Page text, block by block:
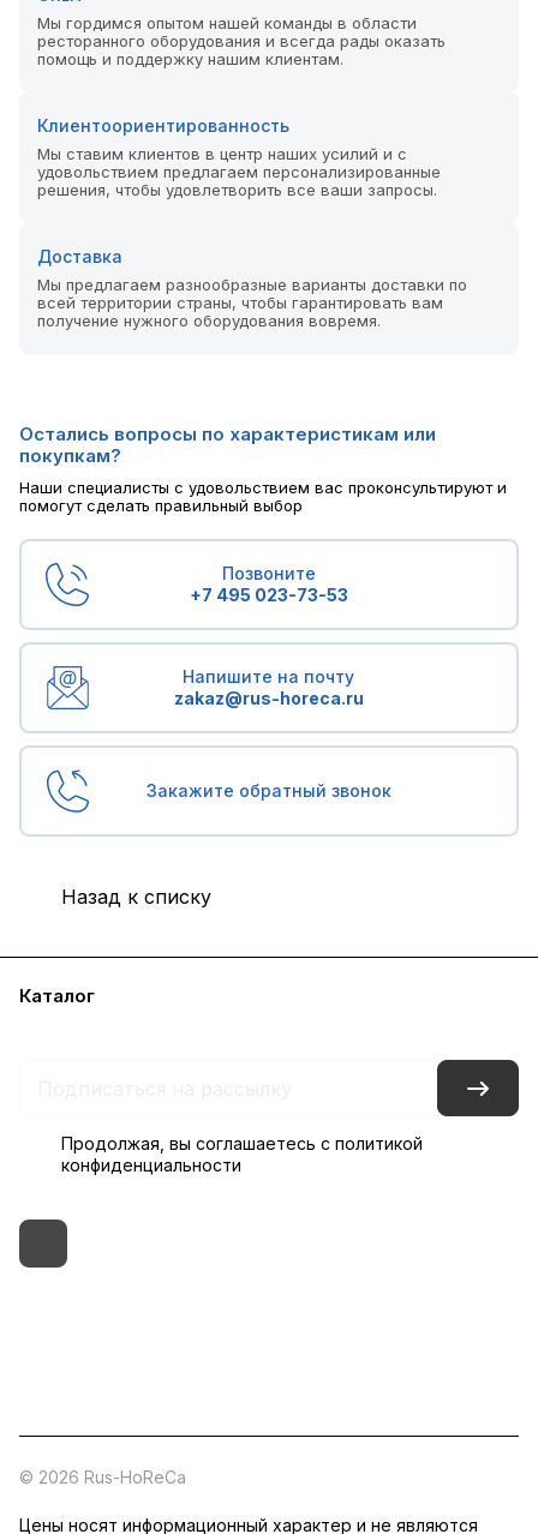
Мы гордимся опытом нашей команды в области
ресторанного оборудования и всегда рады оказать
помощь и поддержку нашим клиентам.
Клиентоориентированность
Мы ставим клиентов в центр наших усилий и с
удовольствием предлагаем персонализированные
решения, чтобы удовлетворить все ваши запросы.
Доставка
Мы предлагаем разнообразные варианты доставки по
всей территории страны, чтобы гарантировать вам
получение нужного оборудования вовремя.
Остались вопросы по характеристикам или
покупкам?
Наши специалисты с удовольствием вас проконсультируют и
помогут сделать правильный выбор
Позвоните
+7 495 023-73-53
Напишите на почту
zakaz@rus-horeca.ru
Закажите обратный звонок
Назад к списку
Каталог
Продолжая, вы соглашаетесь с политикой
конфиденциальности
© 2026 Rus-HoReCa
Цены носят информационный характер и не являются